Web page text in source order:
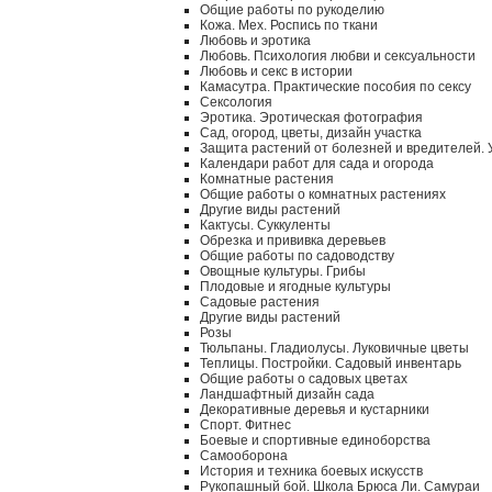
Общие работы по рукоделию
Кожа. Мех. Роспись по ткани
Любовь и эротика
Любовь. Психология любви и сексуальности
Любовь и секс в истории
Камасутра. Практические пособия по сексу
Сексология
Эротика. Эротическая фотография
Сад, огород, цветы, дизайн участка
Защита растений от болезней и вредителей.
Календари работ для сада и огорода
Комнатные растения
Общие работы о комнатных растениях
Другие виды растений
Кактусы. Суккуленты
Обрезка и прививка деревьев
Общие работы по садоводству
Овощные культуры. Грибы
Плодовые и ягодные культуры
Садовые растения
Другие виды растений
Розы
Тюльпаны. Гладиолусы. Луковичные цветы
Теплицы. Постройки. Садовый инвентарь
Общие работы о садовых цветах
Ландшафтный дизайн сада
Декоративные деревья и кустарники
Спорт. Фитнес
Боевые и спортивные единоборства
Самооборона
История и техника боевых искусств
Рукопашный бой. Школа Брюса Ли. Самураи